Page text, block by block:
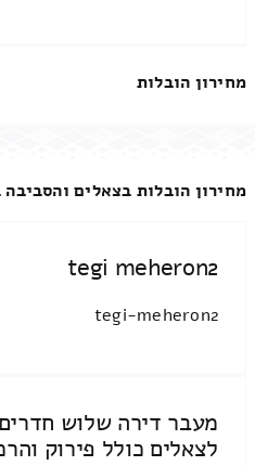
מחירון הובלות
מחירון הובלות בצאלים והסביבה
tegi meheron2
tegi-meheron2
מעבר דירה שלוש
לצאלים כולל פירוק